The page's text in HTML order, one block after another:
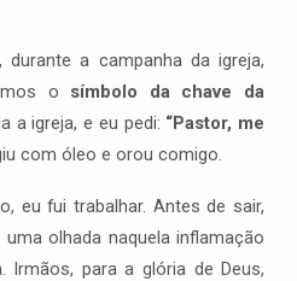
a campanha da igreja,
o símbolo da chave da
a igreja, e eu pedi: “Pastor, me
com óleo e orou comigo.
eu fui trabalhar. Antes de sair,
olhada naquela inflamação
Irmãos, para a glória de Deus,